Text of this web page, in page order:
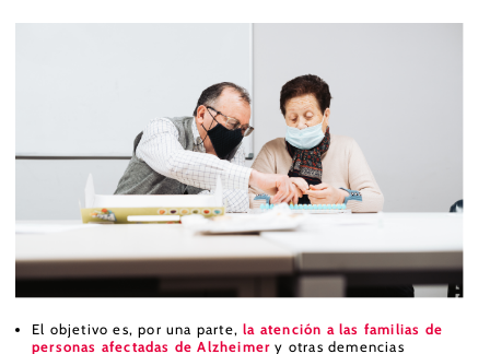
El objetivo es, por una parte,la atención a las familias de
personas afectadas de Alzheimer y otras demencias